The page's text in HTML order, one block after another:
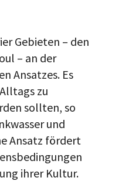
Gebieten – den
– an der
Ansatzes. Es
zu
sollten, so
und
Ansatz fördert
ihrer Kultur.